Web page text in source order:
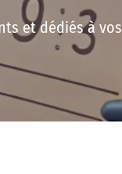
et dédiés à vos